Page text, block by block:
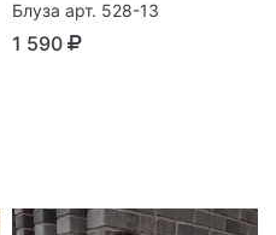
Блуза арт. 528-13
1 590